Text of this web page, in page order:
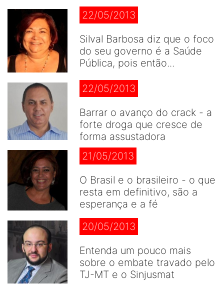
22/05/2013
Silval Barbosa diz que o foco
do seu governo é a Saúde
Pública, pois então...
22/05/2013
Barrar o avanço do crack - a
forte droga que cresce de
forma assustadora
21/05/2013
O Brasil e o brasileiro - o que
resta em definitivo, são a
esperança e a fé
20/05/2013
Entenda um pouco mais
sobre o embate travado pelo
TJ-MT e o Sinjusmat